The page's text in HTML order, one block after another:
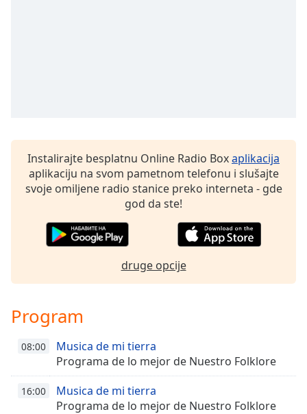
Size
Reset
Close
End
Instalirajte besplatnu Online Radio Boxaplikacija
aplikaciju na svom pametnom telefonu i slušajte
svoje omiljene radio stanice preko interneta - gde
god da ste!
druge opcije
Program
08:00
Musica de mi tierra
Programa de lo mejor de Nuestro Folklore
16:00
Musica de mi tierra
Programa de lo mejor de Nuestro Folklore